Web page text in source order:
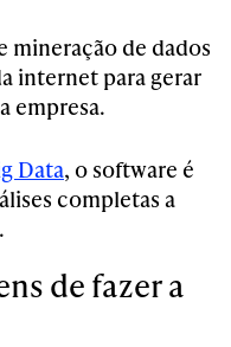
mineração de dados
internet para gerar
empresa.
Data, o software é
completas a
de fazer a